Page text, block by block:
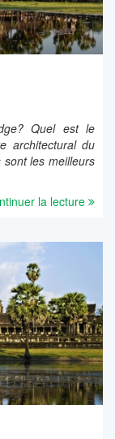
Quel est le
architectural du
sont les meilleurs
la lecture